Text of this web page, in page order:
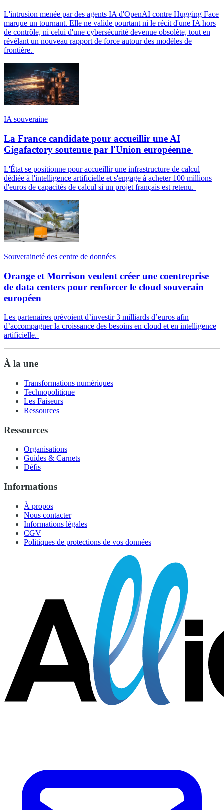
L'intrusion menée par des agents IA d'OpenAI contre Hugging Face
marque un tournant. Elle ne valide pourtant ni le récit d'une IA hors
de contrôle, ni celui d'une cybersécurité devenue obsolète, tout en
révélant un nouveau rapport de force autour des modèles de
frontière.
IA souveraine
La France candidate pour accueillir une AI
Gigafactory soutenue par l'Union européenne
L'État se positionne pour accueillir une infrastructure de calcul
dédiée à l'intelligence artificielle et s'engage à acheter 100 millions
d'euros de capacités de calcul si un projet français est retenu.
Souveraineté des centre de données
Orange et Morrison veulent créer une coentreprise
de data centers pour renforcer le cloud souverain
européen
Les partenaires prévoient d’investir 3 milliards d’euros afin
d’accompagner la croissance des besoins en cloud et en intelligence
artificielle.
À la une
Transformations numériques
Technopolitique
Les Faiseurs
Ressources
Ressources
Organisations
Guides & Carnets
Défis
Informations
À propos
Nous contacter
Informations légales
CGV
Politiques de protections de vos données